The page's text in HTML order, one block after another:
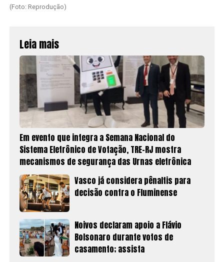
(Foto: Reprodução)
Leia mais
Em evento que integra a Semana Nacional do
Sistema Eletrônico de Votação, TRE-RJ mostra
mecanismos de segurança das Urnas eletrônica
Vasco já considera pênaltis para
decisão contra o Fluminense
Noivos declaram apoio a Flávio
Bolsonaro durante votos de
casamento; assista